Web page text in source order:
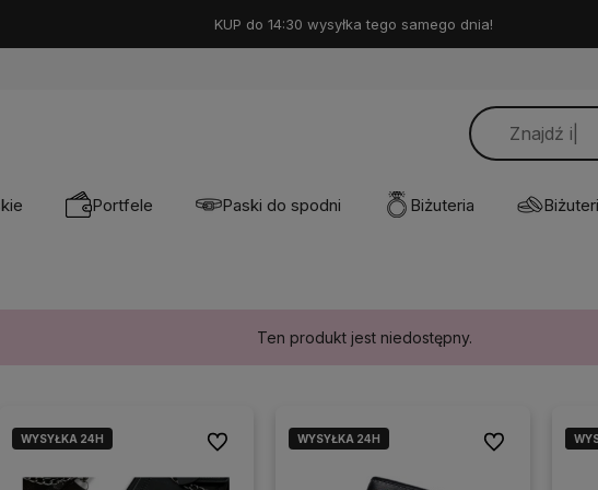
KUP do 14:30 wysyłka tego samego dnia!
Portfele Paski do spodni Biżuteria
Ten produkt jest niedostępny.
WYSYŁKA 24H Do ulubionychWYSYŁKA 24H Do ulubionych